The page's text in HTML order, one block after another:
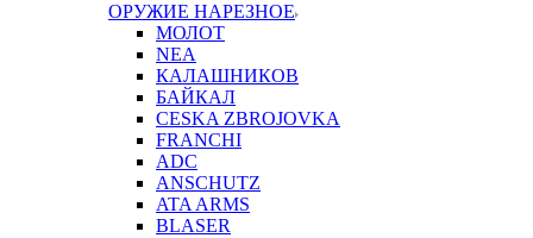
ОРУЖИЕ НАРЕЗНОЕ
МОЛОТ
NEA
КАЛАШНИКОВ
БАЙКАЛ
CESKA ZBROJOVKA
FRANCHI
ADC
ANSCHUTZ
ATA ARMS
BLASER